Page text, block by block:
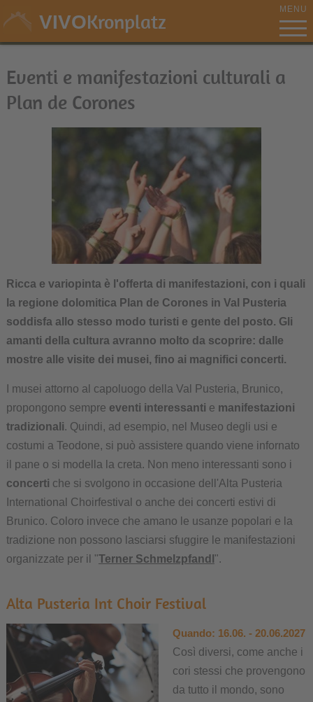
VIVOKronplatz MENU
Eventi e manifestazioni culturali a
Plan de Corones
Ricca e variopinta è l'offerta di manifestazioni, con i quali
la regione dolomitica Plan de Corones in Val Pusteria
soddisfa allo stesso modo turisti e gente del posto. Gli
amanti della cultura avranno molto da scoprire: dalle
mostre alle visite dei musei, fino ai magnifici concerti.
I musei attorno al capoluogo della Val Pusteria, Brunico,
propongono sempre eventi interessanti e manifestazioni
tradizionali. Quindi, ad esempio, nel Museo degli usi e
costumi a Teodone, si può assistere quando viene infornato
il pane o si modella la creta. Non meno interessanti sono i
concerti che si svolgono in occasione dell'Alta Pusteria
International Choirfestival o anche dei concerti estivi di
Brunico. Coloro invece che amano le usanze popolari e la
tradizione non possono lasciarsi sfuggire le manifestazioni
organizzate per il "Terner Schmelzpfandl ".
Alta Pusteria Int Choir Festival
Quando: 16.06. - 20.06.2027
Così diversi, come anche i
cori stessi che provengono
da tutto il mondo, sono